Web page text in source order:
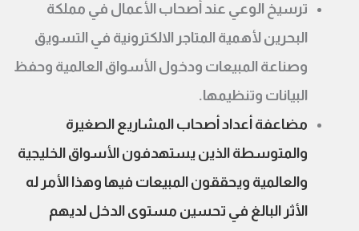
ترسيخ الوعي عند أصحاب الأعمال في مملكة
البحرين لأهمية المتاجر الالكترونية في التسويق
وصناعة المبيعات ودخول الأسواق العالمية وحفظ
البيانات وتنظيمها.
مضاعفة أعداد أصحاب المشاريع الصغيرة
والمتوسطة الذين يستهدفون الأسواق الخليجية
والعالمية ويحققون المبيعات فيها وهذا الأمر له
الأثر البالغ في تحسين مستوى الدخل لديهم